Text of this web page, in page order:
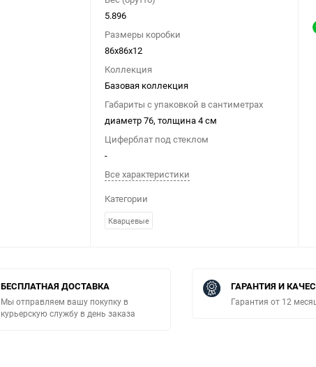
5.896
Размеры коробки
86х86х12
Коллекция
Базовая коллекция
Габариты с упаковкой в сантиметрах
диаметр 76, толщина 4 см
Циферблат под стеклом
-
Все характеристики
Категории
Кварцевые
БЕСПЛАТНАЯ ДОСТАВКА
Мы отправляем вашу покупку в
курьерскую службу в день заказа
ГАРАНТИЯ И
Гарантия от 12